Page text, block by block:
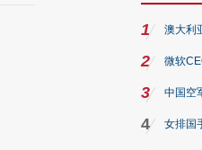
1 澳大利
2 微软
3 中国空
4 女排国